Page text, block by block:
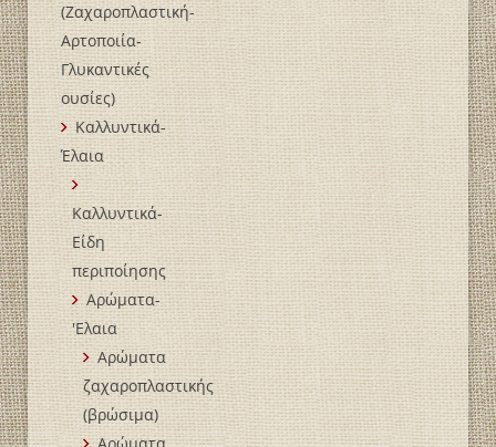
(Ζαχαροπλαστική-
Αρτοποιία-
Γλυκαντικές
ουσίες)
Καλλυντικά-
Έλαια
Καλλυντικά-
Είδη
περιποίησης
Αρώματα-
'Ελαια
Αρώματα
ζαχαροπλαστικής
(βρώσιμα)